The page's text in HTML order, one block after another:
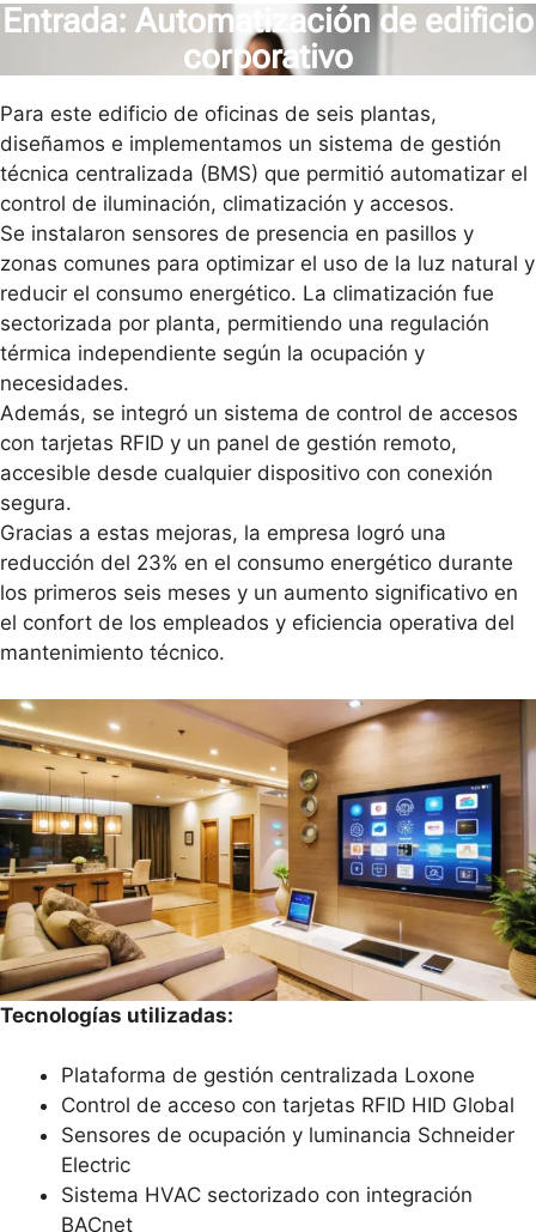
Entrada: Automatización de edificio
corporativo
Para este edificio de oficinas de seis plantas,
diseñamos e implementamos un sistema de gestión
técnica centralizada (BMS) que permitió automatizar el
control de iluminación, climatización y accesos.
Se instalaron sensores de presencia en pasillos y
zonas comunes para optimizar el uso de la luz natural y
reducir el consumo energético. La climatización fue
sectorizada por planta, permitiendo una regulación
térmica independiente según la ocupación y
necesidades.
Además, se integró un sistema de control de accesos
con tarjetas RFID y un panel de gestión remoto,
accesible desde cualquier dispositivo con conexión
segura.
Gracias a estas mejoras, la empresa logró una
reducción del 23% en el consumo energético durante
los primeros seis meses y un aumento significativo en
el confort de los empleados y eficiencia operativa del
mantenimiento técnico.
Tecnologías utilizadas:
Plataforma de gestión centralizada Loxone
Control de acceso con tarjetas RFID HID Global
Sensores de ocupación y luminancia Schneider
Electric
Sistema HVAC sectorizado con integración
BACnet